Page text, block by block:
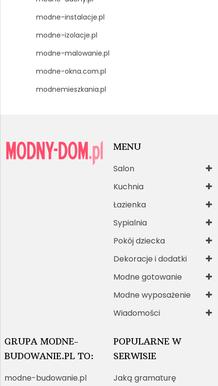
modne-instalacje.pl
modne-izolacje.pl
modne-malowanie.pl
modne-okna.com.pl
modnemieszkania.pl
MENU
Salon
Kuchnia
Łazienka
Sypialnia
Pokój dziecka
Dekoracje i dodatki
Modne gotowanie
Modne wyposażenie
Wiadomości
GRUPA MODNE-
BUDOWANIE.PL TO:
modne-budowanie.pl
POPULARNE W
SERWISIE
Jaką gramaturę